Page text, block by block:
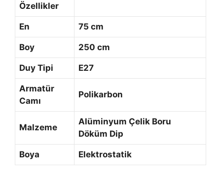
Özellikler
En 75 cm
Boy 250 cm
Duy Tipi E27
Armatür
Camı
Polikarbon
Malzeme
Alüminyum Çelik Boru
Döküm Dip
Boya Elektrostatik